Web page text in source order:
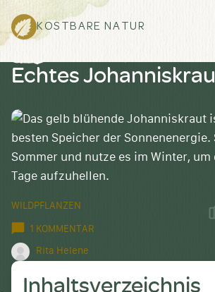
KOSTBARE NATUR
Echtes
WILDPFLANZEN
1 KOMMENTAR
Rita Helene
Inhaltsverzeichnis